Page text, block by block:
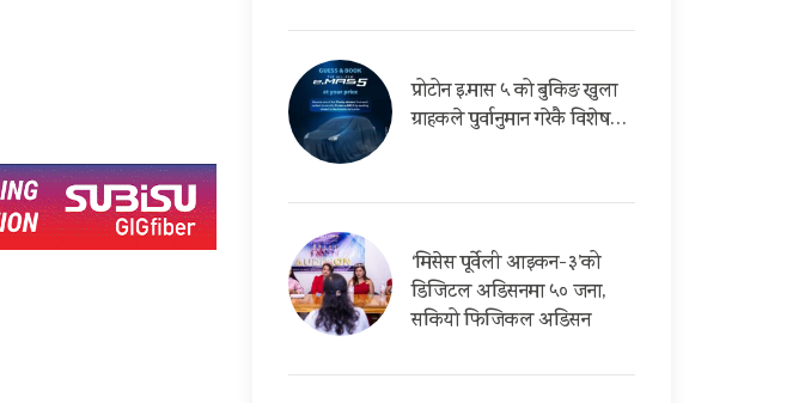
प्रोटोन इ.मास ५ को बुकिङ खुला
ग्राहकले पुर्वानुमान गरेकै विशेष…
‘मिसेस पूर्वेली आइकन-३’को
डिजिटल अडिसनमा ५० जना,
सकियो फिजिकल अडिसन